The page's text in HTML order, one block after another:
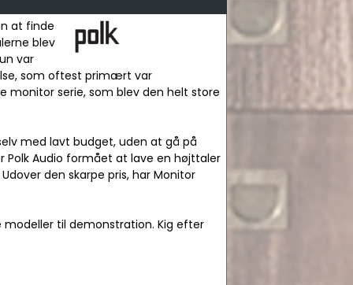
at finde
blev
var
som oftest primært var
monitor serie, som blev den helt store
med lavt budget, uden at gå på
Polk Audio formået at lave en højttaler
den skarpe pris, har Monitor
til demonstration. Kig efter